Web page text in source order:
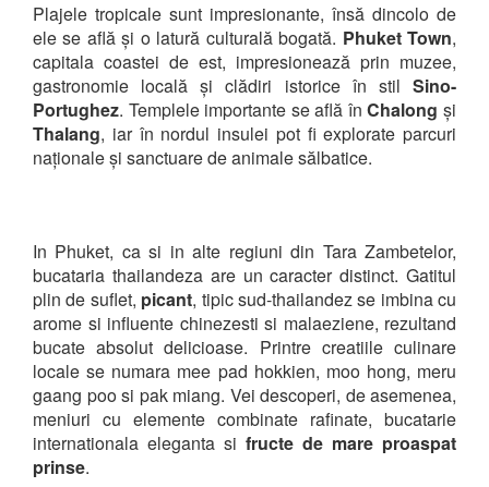
Plajele tropicale sunt impresionante, însă dincolo de
ele se află și o latură culturală bogată. Phuket Town,
capitala coastei de est, impresionează prin muzee,
gastronomie locală și clădiri istorice în stil Sino-
Portughez. Templele importante se află înChalong și
Thalang, iar în nordul insulei pot fi explorate parcuri
naționale și sanctuare de animale sălbatice.
In Phuket, ca si in alte regiuni din Tara Zambetelor,
bucataria thailandeza are un caracter distinct. Gatitul
plin de suflet, picant, tipic sud-thailandez se imbina cu
arome si influente chinezesti si malaeziene, rezultand
bucate absolut delicioase. Printre creatiile culinare
locale se numara mee pad hokkien, moo hong, meru
gaang poo si pak miang. Vei descoperi, de asemenea,
meniuri cu elemente combinate rafinate, bucatarie
internationala eleganta si fructe de mare proaspat
prinse.